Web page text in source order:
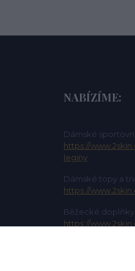
NABÍZÍME:
Dámské
https://
leginy
Dámské topy a
https://
Běžecké doplňky
https://